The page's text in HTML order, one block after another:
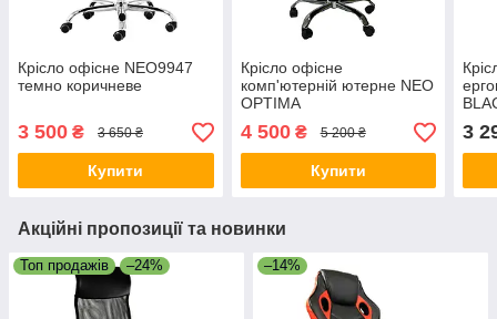
Крісло офісне NEO9947
темно коричневе
3 500 ₴ 3 650 ₴
Купити
Крісло офісне
комп'ютерній ютерне NEO
OPTIMA
4 500₴ 5 200 ₴
Купити
3
Акційні пропозиції та новинки
Топ продажів –24% –14%